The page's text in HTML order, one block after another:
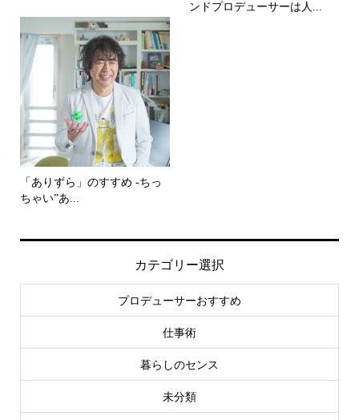
ンドプロデューサーは人...
「ありずら」のすすめ -ちっ
ちゃい”あ...
カテゴリー選択
プロデューサーおすすめ
仕事術
暮らしのセンス
未分類